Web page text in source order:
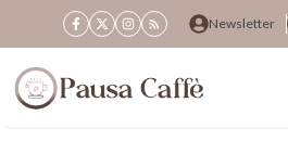
al
contenuto
Newsletter